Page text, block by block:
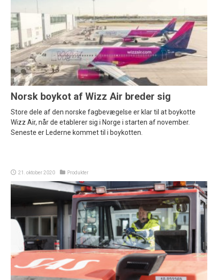
Norsk boykot af Wizz Air breder sig
Store dele af den norske fagbevægelse er klar til at boykotte
Wizz Air, når de etablerer sig i Norge i starten af november.
Seneste er Lederne kommet til i boykotten.
21. oktober 2020 Produkter